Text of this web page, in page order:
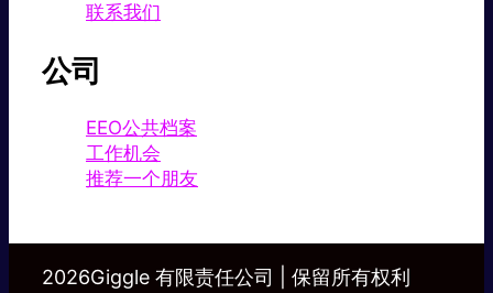
联系我们
公司
EEO公共档案
工作机会
推荐一个朋友
2026Giggle 有限责任公司 | 保留所有权利